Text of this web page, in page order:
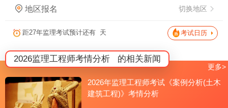
地区报名 切换地区
距27年监理考试预计还有 天 考试日历
2026监理工程师考情分析 的相关新闻
2026年监理工程师考试《案例分析(土木
建筑工程)》考情分析
更多>